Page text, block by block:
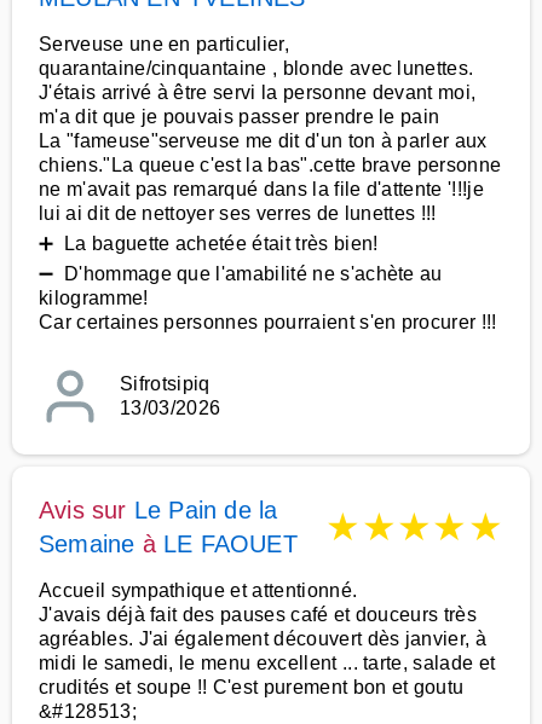
Serveuse une en particulier,
quarantaine/cinquantaine , blonde avec lunettes.
J'étais arrivé à être servi la personne devant moi,
m'a dit que je pouvais passer prendre le pain
La "fameuse"serveuse me dit d'un ton à parler aux
chiens."La queue c'est la bas".cette brave personne
ne m'avait pas remarqué dans la file d'attente '!!!je
lui ai dit de nettoyer ses verres de lunettes !!!
➕ La baguette achetée était très bien!
➖ D'hommage que l'amabilité ne s'achète au
kilogramme!
Car certaines personnes pourraient s'en procurer !!!
Sifrotsipiq
13/03/2026
Avis sur Le Pain de la
Semaine à LE FAOUET ★★★★★
Accueil sympathique et attentionné.
J'avais déjà fait des pauses café et douceurs très
agréables. J'ai également découvert dès janvier, à
midi le samedi, le menu excellent ... tarte, salade et
crudités et soupe !! C'est purement bon et goutu
&#128513;